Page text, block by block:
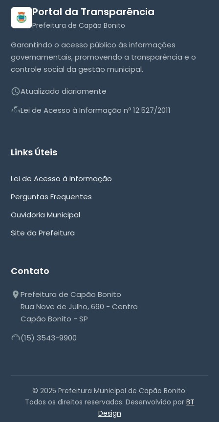
Portal da Transparência
Prefeitura de Capão Bonito
Garantindo o acesso público às informações
governamentais, promovendo a transparência e o
controle social da gestão municipal.
Atualizado diariamente
Lei de Acesso à Informação nº 12.527/2011
Links Úteis
Lei de Acesso à Informação
Perguntas Frequentes
Ouvidoria Municipal
Site da Prefeitura
Contato
Prefeitura de Capão Bonito
Rua Nove de Julho, 690 - Centro
Capão Bonito - SP
(15) 3543-9900
© 2025 Prefeitura Municipal de Capão Bonito.
Todos os direitos reservados. Desenvolvido por BT
Design